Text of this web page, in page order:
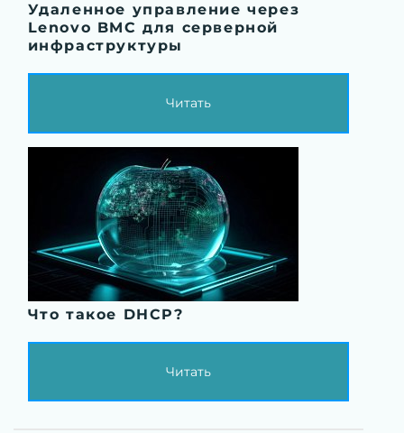
Удаленное управление через
Lenovo BMC для серверной
инфраструктуры
Читать
Что такое DHCP?
Читать